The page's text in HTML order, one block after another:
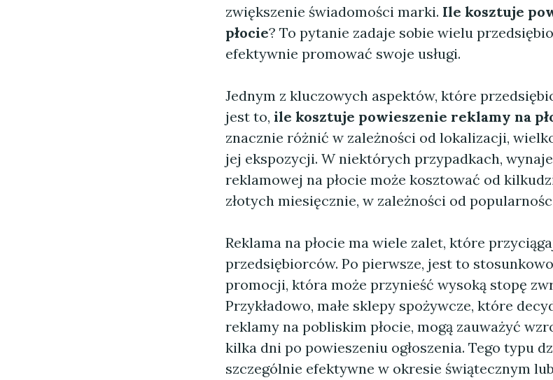
zwiększenie świadomości marki. Ile kosztuje
płocie? To pytanie zadaje sobie wielu
efektywnie promować swoje usługi.
Jednym z kluczowych aspektów, które
jest to, ile kosztuje powieszenie reklamy na
znacznie różnić w zależności od lokalizacji,
jej ekspozycji. W niektórych przypadkach,
reklamowej na płocie może kosztować od
złotych miesięcznie, w zależności od
Reklama na płocie ma wiele zalet, które
przedsiębiorców. Po pierwsze, jest to
promocji, która może przynieść wysoką stopę
Przykładowo, małe sklepy spożywcze, które
reklamy na pobliskim płocie, mogą zauważyć
kilka dni po powieszeniu ogłoszenia. Tego typu
szczególnie efektywne w okresie świątecznym